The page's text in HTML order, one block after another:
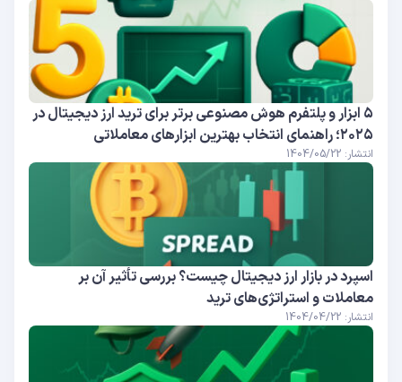
۵ ابزار و پلتفرم هوش مصنوعی برتر برای ترید ارز دیجیتال در
۲۰۲۵؛ راهنمای انتخاب بهترین ابزارهای معاملاتی
انتشار: 1404/05/22
اسپرد در بازار ارز دیجیتال چیست؟ بررسی تأثیر آن بر
معاملات و استراتژی‌های ترید
انتشار: 1404/04/22